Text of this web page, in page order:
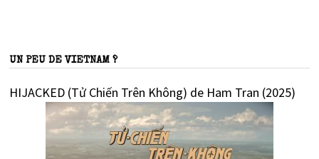
UN PEU DE VIETNAM ?
HIJACKED (Tử Chiến Trên Không) de Ham Tran (2025)